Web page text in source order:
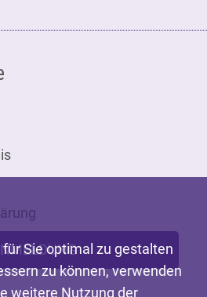
Sie optimal zu gestalten
zu können, verwenden
weitere Nutzung der